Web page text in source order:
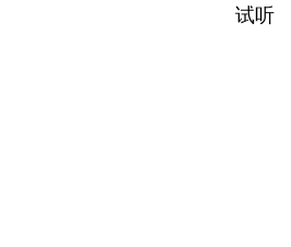
试听